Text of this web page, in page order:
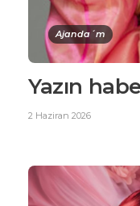
Ajanda´m
Yazın
2 Haziran 2026